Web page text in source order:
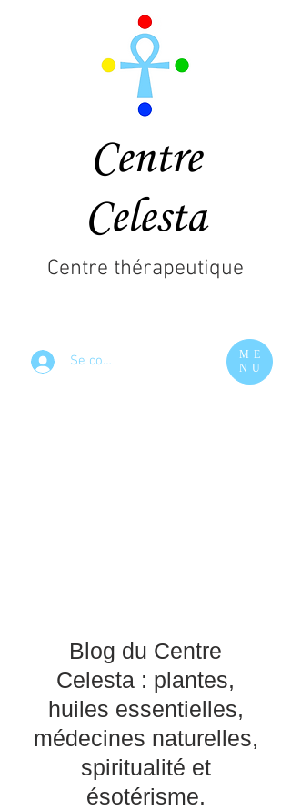
Centre
Celesta
Se connecter
ME
NU
Centre thérapeutique
Blog du Centre
Celesta : plantes,
huiles essentielles,
médecines naturelles,
spiritualité et
ésotérisme.